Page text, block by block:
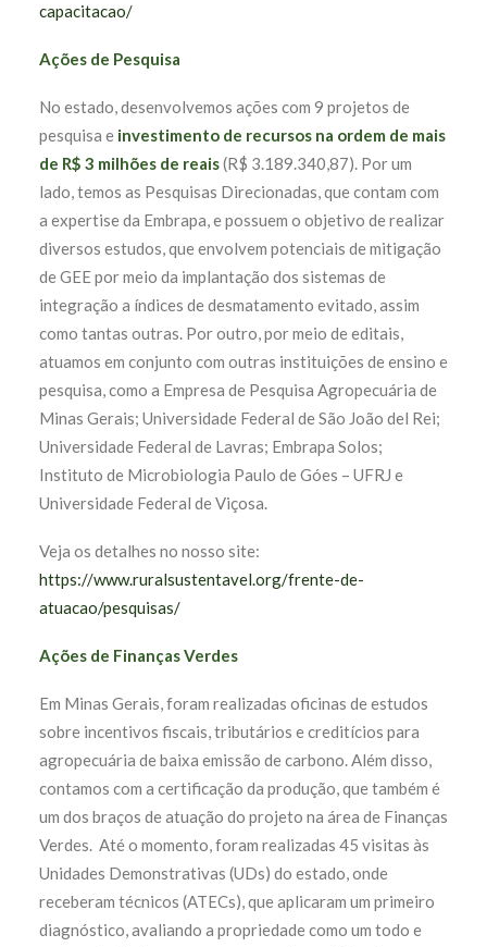
capacitacao/
Ações de Pesquisa
No estado, desenvolvemos ações com 9 projetos de
pesquisa e investimento de recursos na ordem de mais
de R$ 3 milhões de reais(R$ 3.189.340,87). Por um
lado, temos as Pesquisas Direcionadas, que contam com
a expertise da Embrapa, e possuem o objetivo de realizar
diversos estudos, que envolvem potenciais de mitigação
de GEE por meio da implantação dos sistemas de
integração a índices de desmatamento evitado, assim
como tantas outras. Por outro, por meio de editais,
atuamos em conjunto com outras instituições de ensino e
pesquisa, como a Empresa de Pesquisa Agropecuária de
Minas Gerais; Universidade Federal de São João del Rei;
Universidade Federal de Lavras; Embrapa Solos;
Instituto de Microbiologia Paulo de Góes – UFRJ e
Universidade Federal de Viçosa.
Veja os detalhes no nosso site:
https://www.ruralsustentavel.org/frente-de-
atuacao/pesquisas/
Ações de Finanças Verdes
Em Minas Gerais, foram realizadas oficinas de estudos
sobre incentivos fiscais, tributários e creditícios para
agropecuária de baixa emissão de carbono. Além disso,
contamos com a certificação da produção, que também é
um dos braços de atuação do projeto na área de Finanças
Verdes. Até o momento, foram realizadas 45 visitas às
Unidades Demonstrativas (UDs) do estado, onde
receberam técnicos (ATECs), que aplicaram um primeiro
diagnóstico, avaliando a propriedade como um todo e